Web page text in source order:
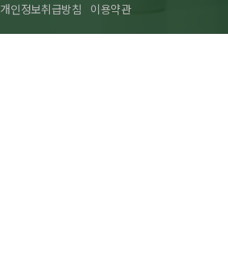
개인정보취급방침 이용약관